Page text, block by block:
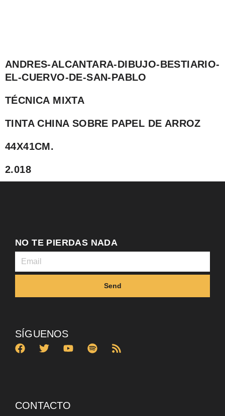
ANDRES-ALCANTARA-DIBUJO-BESTIARIO-
EL-CUERVO-DE-SAN-PABLO
TÉCNICA MIXTA
TINTA CHINA SOBRE PAPEL DE ARROZ
44X41CM.
2.018
NO TE PIERDAS NADA
Send
SÍGUENOS
CONTACTO